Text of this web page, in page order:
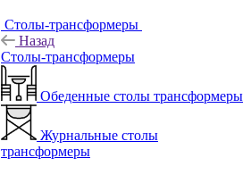
Столы-трансформеры
Назад
Столы-трансформеры
Обеденные столы трансформеры
Журнальные столы
трансформеры